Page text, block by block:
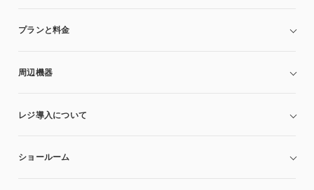
プランと料金
周辺機器
レジ導入について
ショールーム